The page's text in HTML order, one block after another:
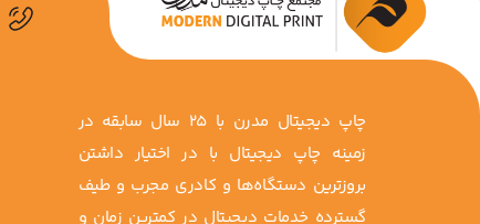
چاپ دیجیتال مدرن با 25 سال سابقه در
زمینه چاپ دیجیتال با در اختیار داشتن
بروزترین دستگاه‌ها و کادری مجرب و طیف
گسترده خدمات دیجیتال در کمترین زمان و